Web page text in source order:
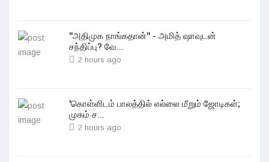
''அதிமுக நாங்கதான்'' - அமித் ஷாவுடன்
சந்திப்பு? வே...
2 hours ago
'கொள்ளிடம் பாலத்தில் எல்லை மீறும் ஜோடிகள்;
முகம் ச...
2 hours ago